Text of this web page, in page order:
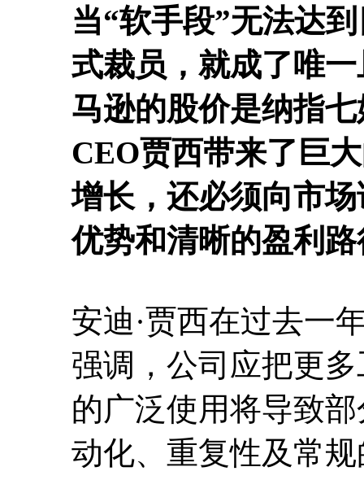
当“软手段”无法达
式裁员，就成了唯
马逊的股价是纳指
CEO贾西带来了巨
增长，还必须向市
优势和清晰的盈利
安迪·贾西在过去一
强调，公司应把更
的广泛使用将导致
动化、重复性及常